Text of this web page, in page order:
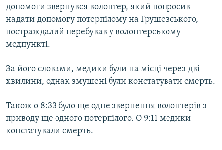
допомоги звернувся волонтер, який попросив
надати допомогу потерпілому на Грушевського,
постраждалий перебував у волонтерському
медпункті.
За його словами, медики були на місці через дві
хвилини, однак змушені були констатувати смерть.
Також о 8:33 було ще одне звернення волонтерів з
приводу ще одного потерпілого. О 9:11 медики
констатували смерть.